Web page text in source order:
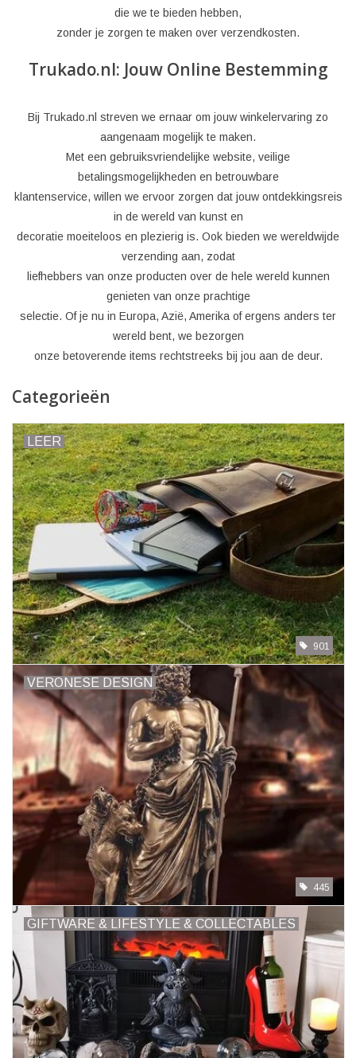
die we te bieden hebben,
zonder je zorgen te maken over verzendkosten.
Trukado.nl: Jouw Online Bestemming
Bij Trukado.nl streven we ernaar om jouw winkelervaring zo
aangenaam mogelijk te maken.
Met een gebruiksvriendelijke website, veilige
betalingsmogelijkheden en betrouwbare
klantenservice, willen we ervoor zorgen dat jouw ontdekkingsreis
in de wereld van kunst en
decoratie moeiteloos en plezierig is. Ook bieden we wereldwijde
verzending aan, zodat
liefhebbers van onze producten over de hele wereld kunnen
genieten van onze prachtige
selectie. Of je nu in Europa, Azië, Amerika of ergens anders ter
wereld bent, we bezorgen
onze betoverende items rechtstreeks bij jou aan de deur.
Categorieën
LEER
901
VERONESE DESIGN
445
GIFTWARE & LIFESTYLE & COLLECTABLES